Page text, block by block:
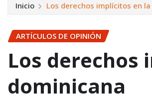
Inicio Los derechos implícitos en
ARTÍCULOS DE OPINIÓN
Los derechos
dominicana